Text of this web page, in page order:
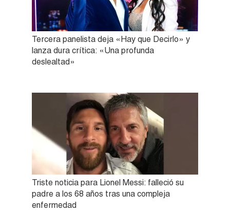
Tercera panelista deja «Hay que Decirlo» y
lanza dura crítica: «Una profunda
deslealtad»
Triste noticia para Lionel Messi: falleció su
padre a los 68 años tras una compleja
enfermedad